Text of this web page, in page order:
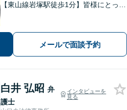
【東山線岩塚駅徒歩1分】皆様にとって
メールで面談予約
白井 弘昭 弁
護士
インタビューを
見る